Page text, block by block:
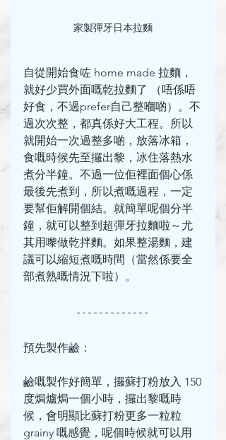
家製彈牙日本拉麵
自從開始食咗 home made 拉麵，
就好少買外面嘅乾拉麵了 （唔係唔
好食，不過prefer自己整嗰啲）。不
過次次整，都真係好大工程。所以
就開始一次過整多啲，放落冰箱，
食嘅時候先至攞出黎，冰住落熱水
煮分半鐘。不過一位佢裡面個心係
最後先煮到，所以煮嘅過程，一定
要幫佢解開個結。就簡單呢個分半
鐘，就可以整到超彈牙拉麵啦～尤
其用嚟做乾拌麵。如果整湯麵，建
議可以縮短煮嘅時間（當然係要全
部煮熟嘅情況下啦）。
預先製作鹼：
鹼嘅製作好簡單，攞蘇打粉放入 150
度焗爐焗一個小時，攞出黎嘅時
候，會明顯比蘇打粉更多一粒粒
grainy 嘅感覺，呢個時候就可以用